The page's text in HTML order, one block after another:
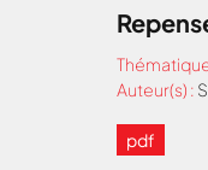
Auteur(s) :
pdf